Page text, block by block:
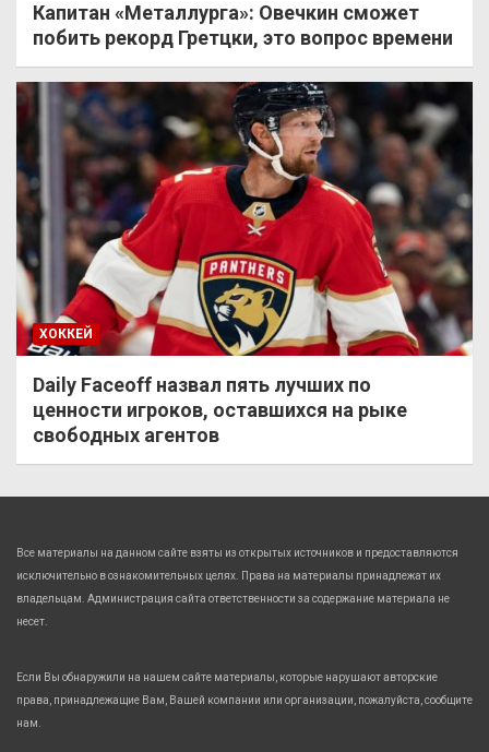
Капитан «Металлурга»: Овечкин сможет
побить рекорд Гретцки, это вопрос времени
ХОККЕЙ
Daily Faceoff назвал пять лучших по
ценности игроков, оставшихся на рыке
свободных агентов
Все материалы на данном сайте взяты из открытых источников и предоставляются
исключительно в ознакомительных целях. Права на материалы принадлежат их
владельцам. Администрация сайта ответственности за содержание материала не
несет.
Если Вы обнаружили на нашем сайте материалы, которые нарушают авторские
права, принадлежащие Вам, Вашей компании или организации, пожалуйста, сообщите
нам.